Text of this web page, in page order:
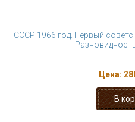
СССР 1966 год. Первый
Цена: